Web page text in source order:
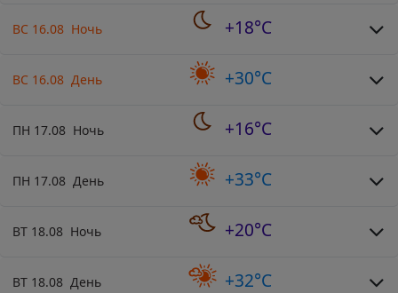
ВС 16.08 Ночь +18°C
ВС 16.08 День +30°C
ПН 17.08 Ночь +16°C
ПН 17.08 День +33°C
ВТ 18.08 Ночь +20°C
ВТ 18.08 День +32°C